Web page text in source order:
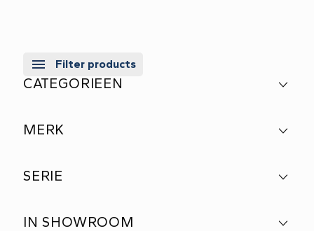
Filter products
CATEGORIEEN
MERK
SERIE
IN SHOWROOM